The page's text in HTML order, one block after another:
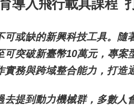
導入飛行載具課程
或缺的新興科技工具。
突破新臺幣10萬元，專
務與跨域整合能力，打造
提到動力機械群，多數